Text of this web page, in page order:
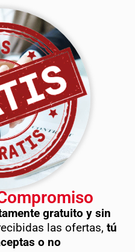
gratuito y sin
las ofertas, tú
o no